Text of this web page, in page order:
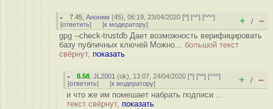
7.45 ,Аноним (45), 06:19, 23/04/2020 [^] [^^] [^^^]
[ответить] [к модератору] + / –
gpg --check-trustdb Дает возможность верифицировать
базу публичных ключей Можно... большой текст
свёрнут, показать
8.58 ,JL2001 (ok), 13:07, 24/04/2020 [^] [^^] [^^^]
[ответить] [к модератору] + / –
и что же им помешает набрать подписи ...
текст свёрнут, показать